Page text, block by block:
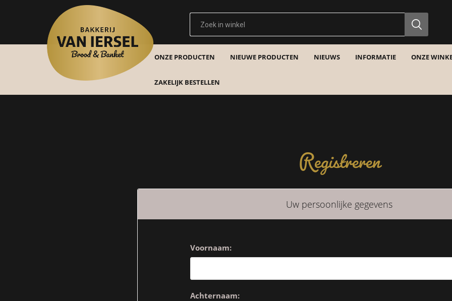
ONZE PRODUCTEN NIEUWE PRODUCTEN NIEUWS INFORMATIE ONZE
ZAKELIJK BESTELLEN
Registreren
Uw persoonlijke gegevens
Voornaam:
Achternaam: